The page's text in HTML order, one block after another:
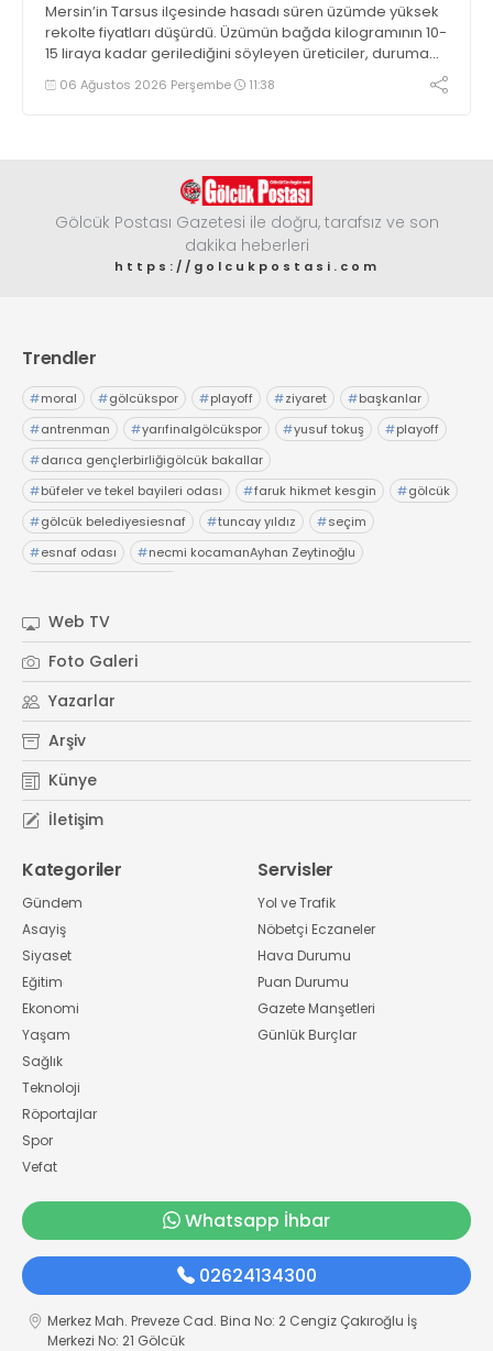
Mersin’in Tarsus ilçesinde hasadı süren üzümde yüksek
rekolte fiyatları düşürdü. Üzümün bağda kilogramının 10-
15 liraya kadar gerilediğini söyleyen üreticiler, duruma
tepki gösterdi
06 Ağustos 2026 Perşembe 11:38
Gölcük Postası Gazetesi ile doğru, tarafsız ve son
dakika heberleri
https://golcukpostasi.com
Trendler
#moral #gölcükspor #playoff #ziyaret #başkanlar
#antrenman #yarıfinalgölcükspor #yusuf tokuş #playoff
#darıca gençlerbirliğigölcük bakallar
#büfeler ve tekel bayileri odası #faruk hikmet kesgin #gölcük
#gölcük belediyesiesnaf #tuncay yıldız #seçim
#esnaf odası #necmi kocamanAyhan Zeytinoğlu
Web TV
Foto Galeri
Yazarlar
Arşiv
Künye
İletişim
Kategoriler
Gündem
Asayiş
Siyaset
Eğitim
Ekonomi
Yaşam
Sağlık
Teknoloji
Röportajlar
Spor
Vefat
Servisler
Yol ve Trafik
Nöbetçi Eczaneler
Hava Durumu
Puan Durumu
Gazete Manşetleri
Günlük Burçlar
Whatsapp İhbar
02624134300
Merkez Mah. Preveze Cad. Bina No: 2 Cengiz Çakıroğlu İş
Merkezi No: 21 Gölcük